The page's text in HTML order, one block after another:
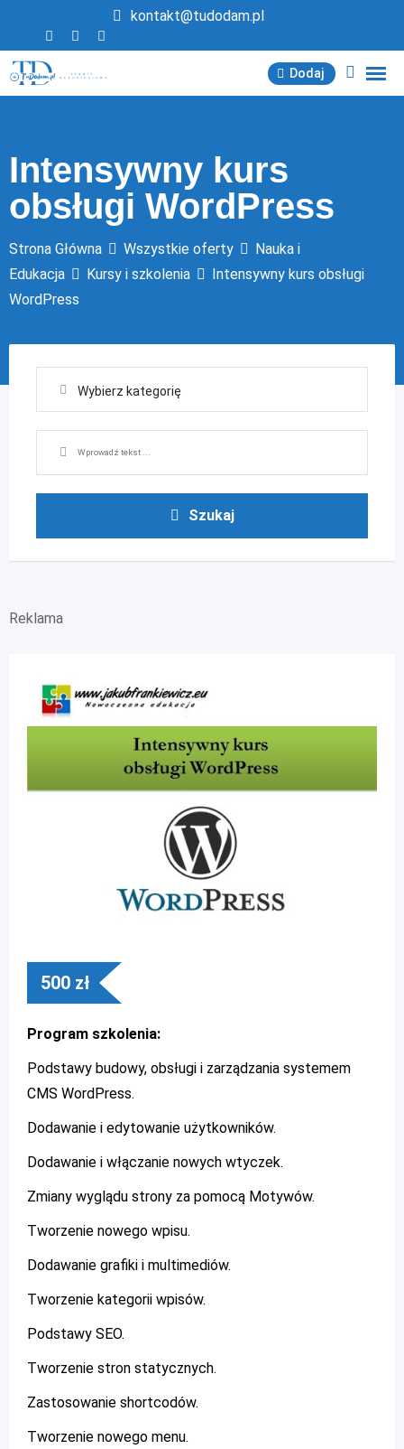
treści
kontakt@tudodam.pl
Dodaj
Intensywny kurs
obsługi WordPress
Strona Główna Wszystkie oferty
Nauka i
Edukacja
Kursy i szkolenia
Intensywny kurs obsługi
WordPress
Szukaj
Reklama
500 zł
Program szkolenia:
Podstawy budowy, obsługi i zarządzania systemem
CMS WordPress.
Dodawanie i edytowanie użytkowników.
Dodawanie i włączanie nowych wtyczek.
Zmiany wyglądu strony za pomocą Motywów.
Tworzenie nowego wpisu.
Dodawanie grafiki i multimediów.
Tworzenie kategorii wpisów.
Podstawy SEO.
Tworzenie stron statycznych.
Zastosowanie shortcodów.
Tworzenie nowego menu.